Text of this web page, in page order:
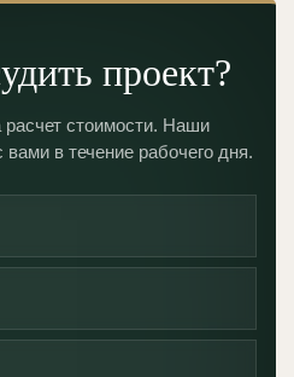
проект?
расчет стоимости. Наши
в течение рабочего дня.